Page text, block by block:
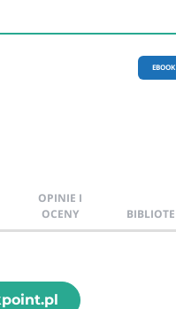
EBOOK
OPINIE I
OCENY